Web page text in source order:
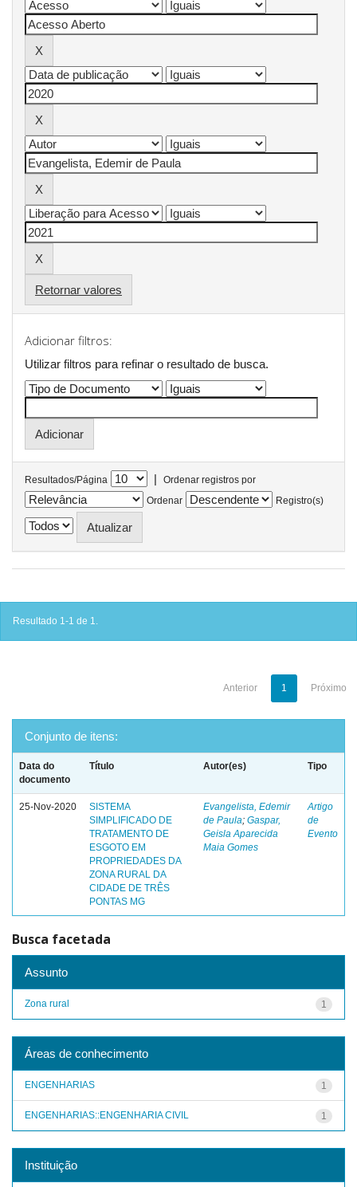
Retornar valores
Adicionar filtros:
Utilizar filtros para refinar o resultado de busca.
Resultados/Página |
Ordenar registros por
Ordenar
Registro(s)
Resultado 1-1 de 1.
Anterior 1 Próximo
Conjunto de itens:
Data do
documento
Título Autor(es) Tipo
25-Nov-2020
SISTEMA
SIMPLIFICADO DE
TRATAMENTO DE
ESGOTO EM
PROPRIEDADES DA
ZONA RURAL DA
CIDADE DE TRÊS
PONTAS MG
Evangelista, Edemir
de Paula; Gaspar,
Geisla Aparecida
Maia Gomes
Artigo
de
Evento
Busca facetada
Assunto
1
Zona rural
Áreas de conhecimento
1
ENGENHARIAS
1
ENGENHARIAS::ENGENHARIA CIVIL
Instituição